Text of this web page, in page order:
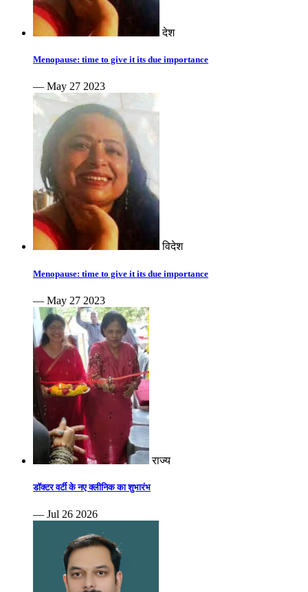
देश
Menopause: time to give it its due importance
— May 27 2023
विदेश
Menopause: time to give it its due importance
— May 27 2023
राज्य
डॉक्टर वर्टी के नए क्लीनिक का शुभारंभ
— Jul 26 2026